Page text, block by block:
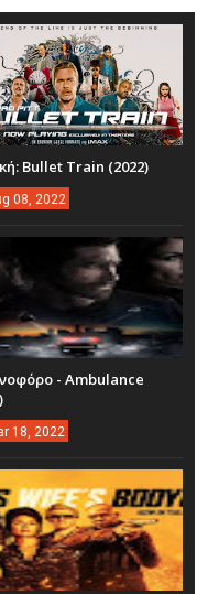
Bullet Train (2022)
08, 2022
- Ambulance
18, 2022